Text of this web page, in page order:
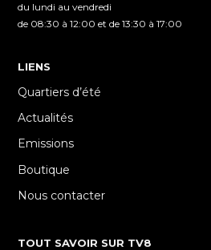
du lundi au vendredi
de 08:30 à 12:00 et de 13:30 à 17:00
LIENS
Quartiers d’été
Actualités
Emissions
Boutique
Nous contacter
TOUT SAVOIR SUR TV8